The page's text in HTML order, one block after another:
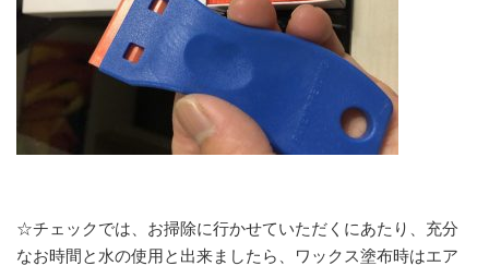
☆チェックでは、お掃除に行かせていただくにあたり、充分
なお時間と水の使用と出来ましたら、ワックス塗布時はエア